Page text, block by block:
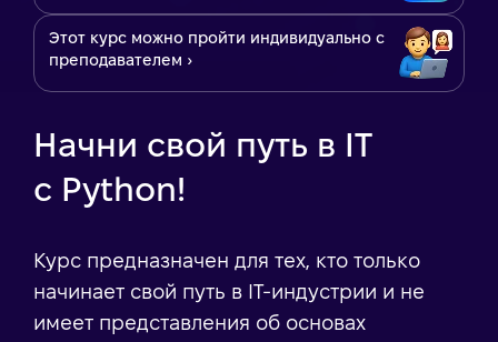
Этот курс можно пройти индивидуально с
преподавателем ›
Начни свой путь в IT
с Python!
Курс предназначен для тех, кто только
начинает свой путь в IT-индустрии и не
имеет представления об основах